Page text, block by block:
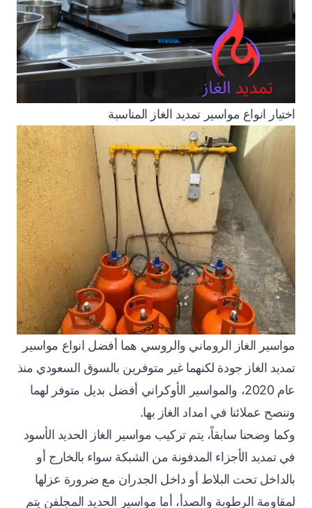
اختيار انواع مواسير تمديد الغاز المناسبة
مواسير الغاز الروماني والروسي هما أفضل انواع مواسير
تمديد الغاز جودة لكنهما غير متوفرين بالسوق السعودي منذ
عام 2020، والمواسير الأوكراني أفضل بديل متوفر لهما
وننصح عملائنا في امداد الغاز بها.
وكما وضحنا سابقاً، يتم تركيب مواسير الغاز الحديد الأسود
في تمديد الأجزاء المدفونة من الشبكة سواء بالخارج أو
بالداخل تحت البلاط أو داخل الجدران مع ضرورة عزلها
لمقاومة الرطوبة والصدأ، أما مواسير الحديد المجلفن يتم